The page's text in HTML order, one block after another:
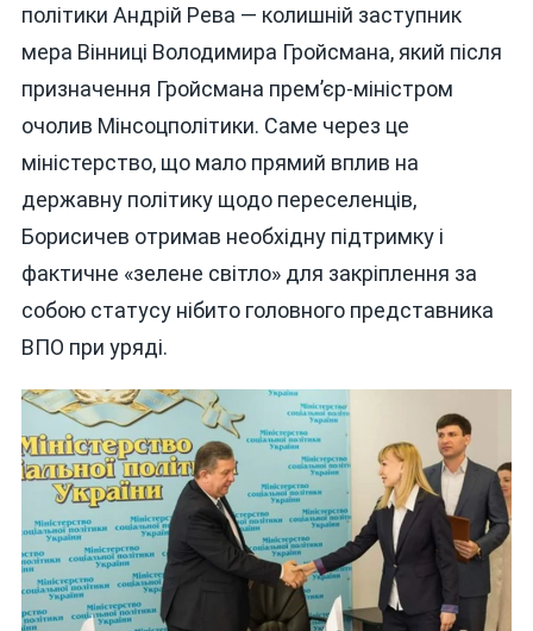
політики Андрій Рева — колишній заступник
мера Вінниці Володимира Гройсмана, який після
призначення Гройсмана прем’єр-міністром
очолив Мінсоцполітики. Саме через це
міністерство, що мало прямий вплив на
державну політику щодо переселенців,
Борисичев отримав необхідну підтримку і
фактичне «зелене світло» для закріплення за
собою статусу нібито головного представника
ВПО при уряді.